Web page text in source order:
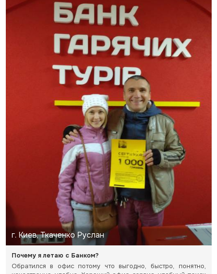
г. Киев, Ткаченко Руслан
Почему я летаю с Банком?
Обратился в офис потому что выгодно, быстро, понятно,